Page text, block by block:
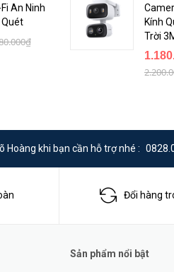
An Ninh
Quét
Kính
Trời
Hoàng khi bạn cần hỗ trợ nhé :
Đổi hàng
Sản phẩm nổi bật